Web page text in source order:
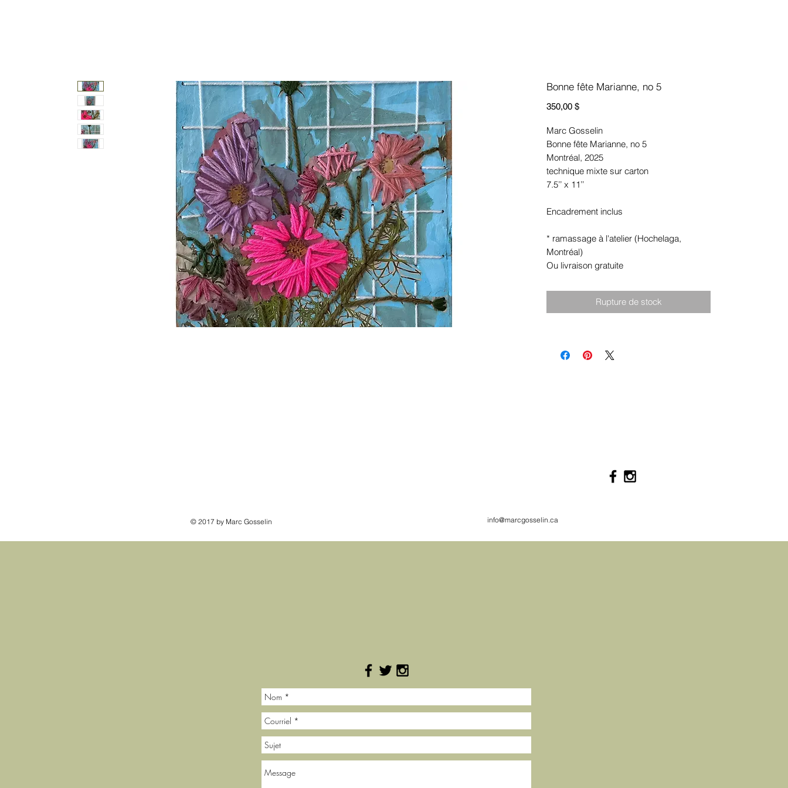
Bonne fête Marianne, no 5
350,00 $Prix
Marc Gosselin
Bonne fête Marianne, no 5
Montréal, 2025
technique mixte sur carton
7.5’’ x 11’’
Encadrement inclus
* ramassage à l'atelier (Hochelaga,
Montréal)
Ou livraison gratuite
Rupture de stock
© 2017 by Marc Gosselin info@marcgosselin.ca